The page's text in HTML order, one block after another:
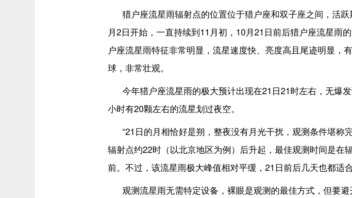
猎户座流星雨辐射点的位置位于猎户座和双子座之间，活
月2日开始，一直持续到11月初，10月21日前后猎户座流星雨
户座流星雨特征非常明显，流星速度快、亮度高且尾迹明显，
球，非常壮观。
今年猎户座流星雨的极大预计出现在21日21时左右，无爆
小时有20颗左右的流星划过夜空。
“21日的月相恰好是朔，整夜没有月光干扰，观测条件堪称
辐射点约22时（以北京地区为例）后升起，最佳观测时间是在
前。不过，该流星雨极大峰值相对平缓，21日前后几天也都适合
观测流星雨无需特定设备，裸眼是观测的最佳方式，但要